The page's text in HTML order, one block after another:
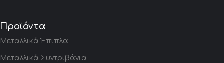
Προϊόντα
Μεταλλικά Έπιπλα
Μεταλλικά Συντριβάνια